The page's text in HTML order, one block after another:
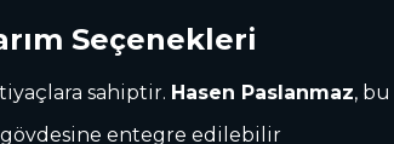
Seçenekleri
sahiptir. Hasen Paslanmaz,
entegre edilebilir